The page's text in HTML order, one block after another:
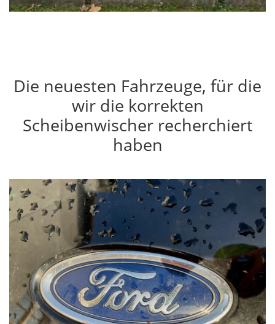
Die neuesten Fahrzeuge, für die
wir die korrekten
Scheibenwischer recherchiert
haben